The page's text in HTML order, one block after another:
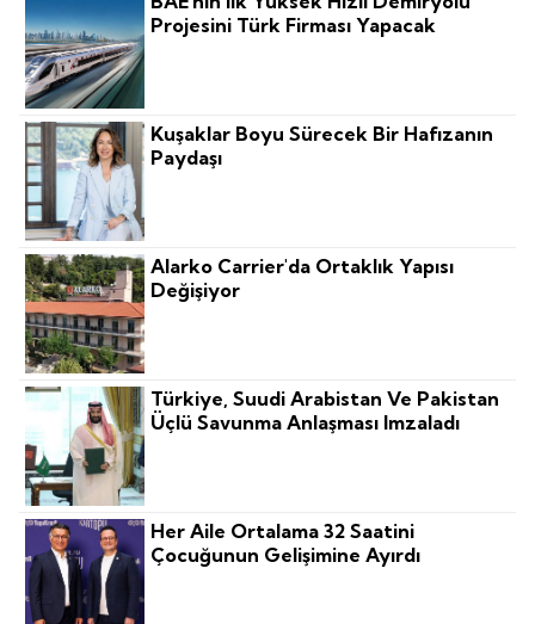
Projesini Türk Firması Yapacak
Kuşaklar Boyu Sürecek Bir Hafızanın
Paydaşı
Alarko Carrier'da Ortaklık Yapısı
Değişiyor
Türkiye, Suudi Arabistan Ve Pakistan
Üçlü Savunma Anlaşması Imzaladı
Her Aile Ortalama 32 Saatini
Çocuğunun Gelişimine Ayırdı